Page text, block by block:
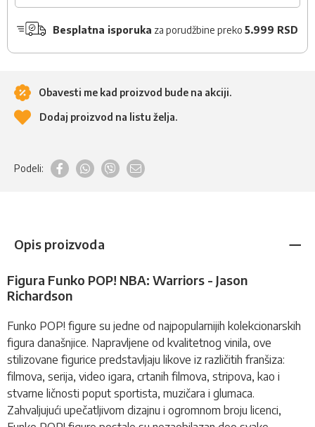
Besplatna isporuka za porudžbine preko 5.999 RSD
Obavesti me kad proizvod bude na akciji.
Dodaj proizvod na listu želja.
Podeli:
Opis proizvoda
Figura Funko POP! NBA: Warriors - Jason
Richardson
Funko POP! figure su jedne od najpopularnijih kolekcionarskih
figura današnjice. Napravljene od kvalitetnog vinila, ove
stilizovane figurice predstavljaju likove iz različitih franšiza:
filmova, serija, video igara, crtanih filmova, stripova, kao i
stvarne ličnosti poput sportista, muzičara i glumaca.
Zahvaljujući upečatljivom dizajnu i ogromnom broju licenci,